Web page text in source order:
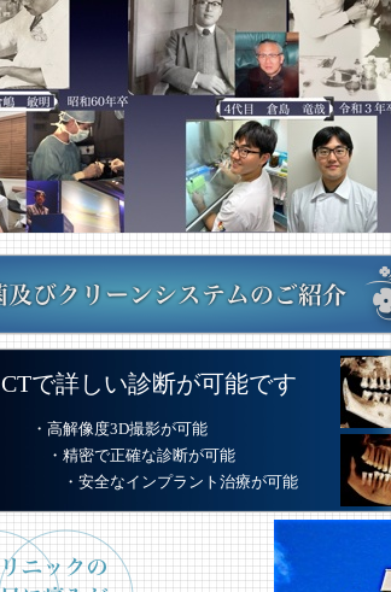
CTで詳しい診断が可能です
・高解像度3D撮影が可能
・精密で正確な診断が可能
・安全なインプラント治療が可能